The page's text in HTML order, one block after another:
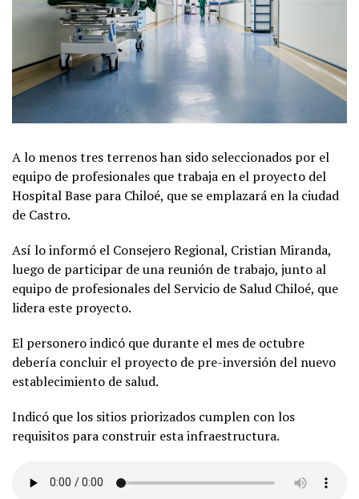
A lo menos tres terrenos han sido seleccionados por el
equipo de profesionales que trabaja en el proyecto del
Hospital Base para Chiloé, que se emplazará en la ciudad
de Castro.
Así lo informó el Consejero Regional, Cristian Miranda,
luego de participar de una reunión de trabajo, junto al
equipo de profesionales del Servicio de Salud Chiloé, que
lidera este proyecto.
El personero indicó que durante el mes de octubre
debería concluir el proyecto de pre-inversión del nuevo
establecimiento de salud.
Indicó que los sitios priorizados cumplen con los
requisitos para construir esta infraestructura.